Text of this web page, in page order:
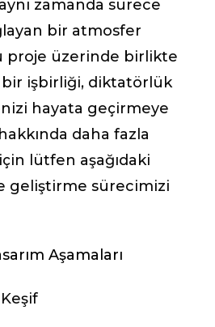
zamanda sürece
bir atmosfer
proje üzerinde birlikte
bir işbirliği, diktatörlük
hayata geçirmeye
daha fazla
lütfen aşağıdaki
geliştirme sürecimizi